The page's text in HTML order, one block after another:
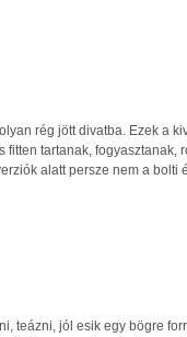
rég jött divatba. Ezek a
fitten tartanak, fogyasztanak,
alatt persze nem a bolti
teázni, jól esik egy bögre